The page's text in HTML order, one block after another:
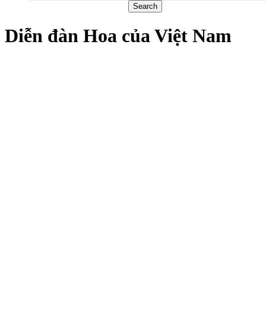
Diễn đàn Hoa của Việt Nam